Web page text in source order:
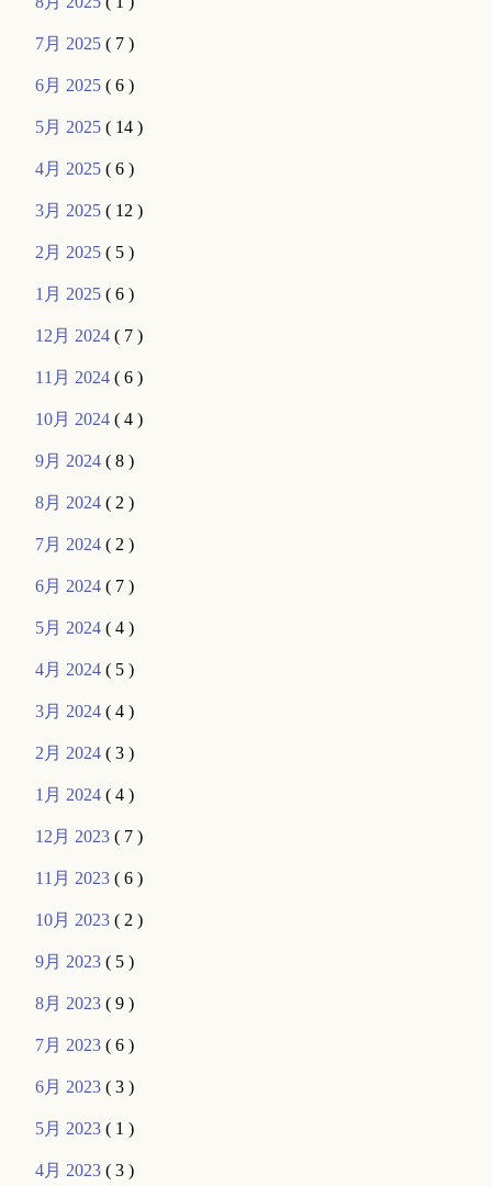
7月 2025( 7 )
6月 2025( 6 )
5月 2025( 14 )
4月 2025( 6 )
3月 2025( 12 )
2月 2025( 5 )
1月 2025( 6 )
12月 2024( 7 )
11月 2024( 6 )
10月 2024( 4 )
9月 2024( 8 )
8月 2024( 2 )
7月 2024( 2 )
6月 2024( 7 )
5月 2024( 4 )
4月 2024( 5 )
3月 2024( 4 )
2月 2024( 3 )
1月 2024( 4 )
12月 2023( 7 )
11月 2023( 6 )
10月 2023( 2 )
9月 2023( 5 )
8月 2023( 9 )
7月 2023( 6 )
6月 2023( 3 )
5月 2023( 1 )
4月 2023( 3 )